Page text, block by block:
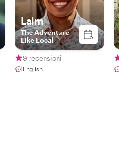
Laim
The Adventure
Like Local
9 recensioni
English